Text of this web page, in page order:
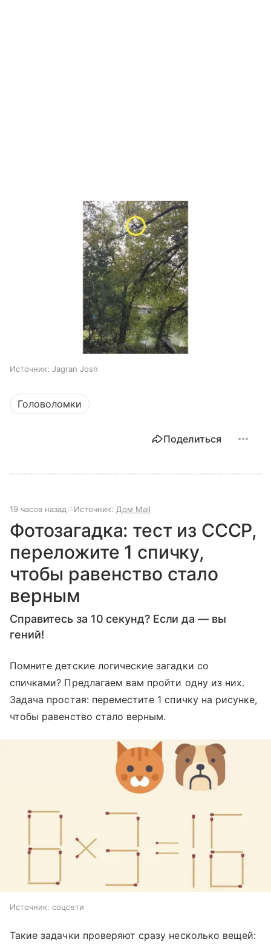
Источник: Jagran Josh
Головоломки
Поделиться
19 часов назад Источник: Дом Mail
Фотозагадка: тест из СССР,
переложите 1 спичку,
чтобы равенство стало
верным
Справитесь за 10 секунд? Если да — вы
гений!
Помните детские логические загадки со
спичками? Предлагаем вам пройти одну из них.
Задача простая: переместите 1 спичку на рисунке,
чтобы равенство стало верным.
Источник: соцсети
Такие задачки проверяют сразу несколько вещей: